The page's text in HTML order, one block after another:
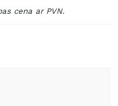
cena ar PVN.